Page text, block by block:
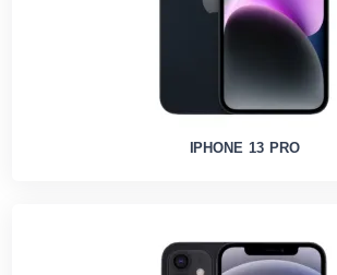
IPHONE 13 PRO